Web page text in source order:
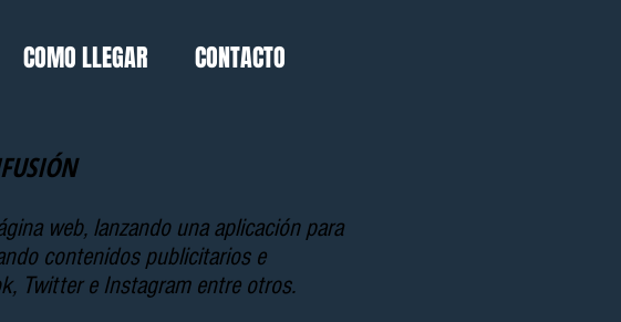
COMO LLEGAR CONTACTO
web, lanzando una aplicación para
contenidos publicitarios e
Twitter e Instagram entre otros.